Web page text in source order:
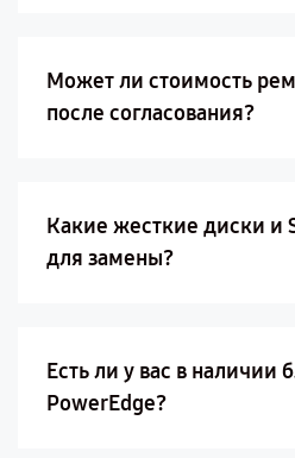
Может ли стоимость
после согласования?
Какие жесткие диски и
для замены?
Есть ли у вас в наличии
PowerEdge?